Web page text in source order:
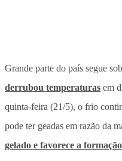
Grande parte do país segue sob
derrubou temperaturas em
quinta-feira (21/5), o frio
pode ter geadas em razão da
gelado e favorece a